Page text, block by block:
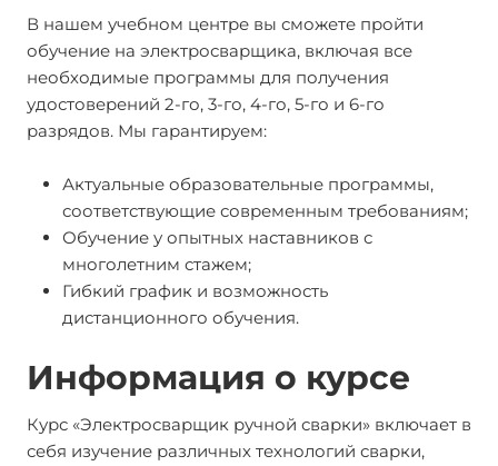
В нашем учебном центре вы сможете пройти
обучение на электросварщика, включая все
необходимые программы для получения
удостоверений 2-го, 3-го, 4-го, 5-го и 6-го
разрядов. Мы гарантируем:
Актуальные образовательные программы,
соответствующие современным требованиям;
Обучение у опытных наставников с
многолетним стажем;
Гибкий график и возможность
дистанционного обучения.
Информация о курсе
Курс «Электросварщик ручной сварки» включает в
себя изучение различных технологий сварки,